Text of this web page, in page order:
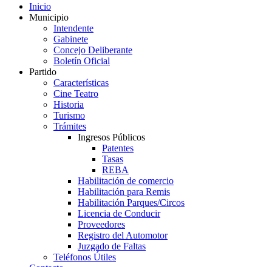
Inicio
Municipio
Intendente
Gabinete
Concejo Deliberante
Boletín Oficial
Partido
Características
Cine Teatro
Historia
Turismo
Trámites
Ingresos Públicos
Patentes
Tasas
REBA
Habilitación de comercio
Habilitación para Remis
Habilitación Parques/Circos
Licencia de Conducir
Proveedores
Registro del Automotor
Juzgado de Faltas
Teléfonos Útiles